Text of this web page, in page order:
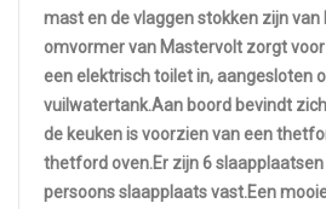
mast en de vlaggen stokken zijn van
omvormer van Mastervolt zorgt
een elektrisch toilet in, aangesloten
vuilwatertank.Aan boord bevindt
de keuken is voorzien van een
thetford oven.Er zijn 6
persoons slaapplaats vast.Een